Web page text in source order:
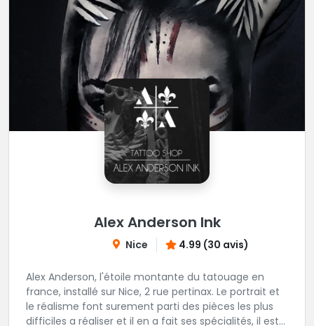
Alex Anderson Ink
Nice 4.99 (30 avis)
Alex Anderson, l'étoile montante du tatouage en
france, installé sur Nice, 2 rue pertinax. Le portrait et
le réalisme font surement parti des pièces les plus
difficiles a réaliser et il en a fait ses spécialités, il est